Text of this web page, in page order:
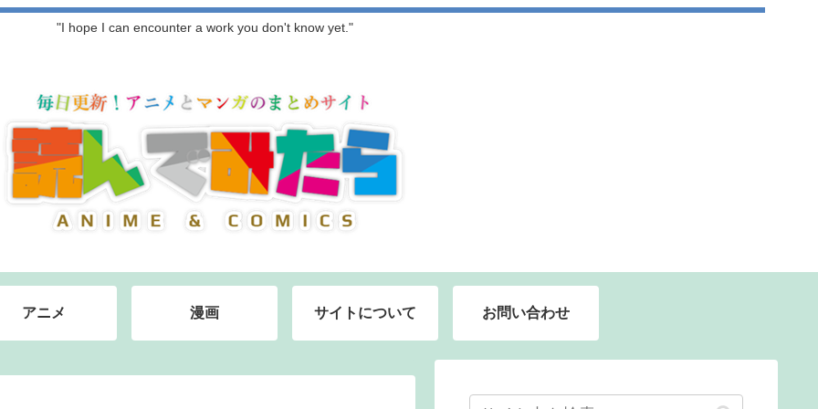
"I hope I can encounter a work you don't know yet."
アニメ 漫画 サイトについて お問い合わせ